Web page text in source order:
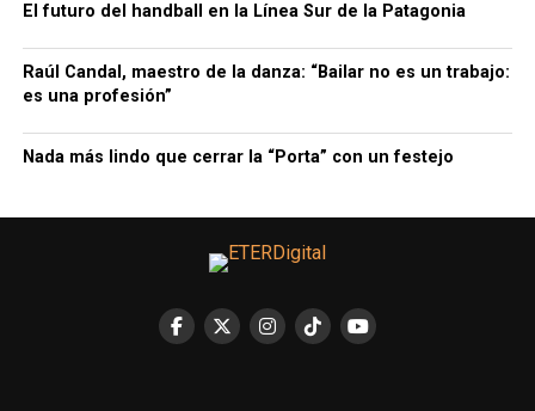
El futuro del handball en la Línea Sur de la Patagonia
Raúl Candal, maestro de la danza: “Bailar no es un trabajo:
es una profesión”
Nada más lindo que cerrar la “Porta” con un festejo